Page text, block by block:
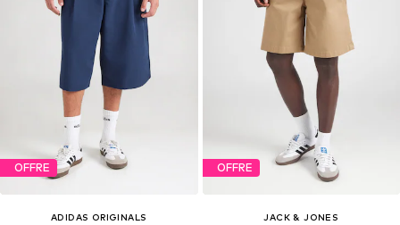
OFFRE
ADIDAS ORIGINALS
OFFRE
JACK & JONES